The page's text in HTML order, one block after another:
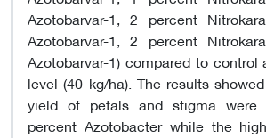
Azotobarvar-1, 2 percent
Azotobarvar-1, 2 percent
Azotobarvar-1) compared to control
level (40 kg/ha). The results
yield of petals and stigma were
percent Azotobacter while the